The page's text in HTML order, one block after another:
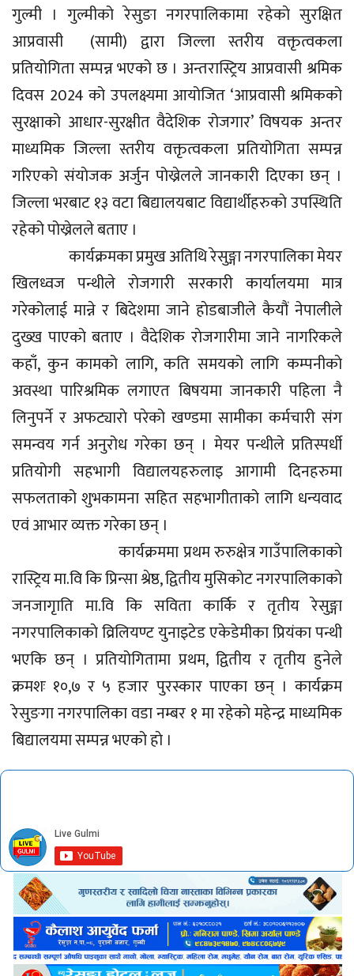
गुल्मी । गुल्मीको रेसुङा नगरपालिकामा रहेकाे सुरक्षित
आप्रवासी (सामी) द्वारा जिल्ला स्तरीय वक्तृत्वकला
प्रतियोगिता सम्पन्न भएको छ । अन्तरास्ट्रिय आप्रवासी श्रमिक
दिवस 2024 को उपलक्ष्यमा आयोजित ‘आप्रवासी श्रमिकको
सुरक्षाको आधार-सुरक्षीत वैदेशिक रोजगार’ विषयक अन्तर
माध्यमिक जिल्ला स्तरीय वक्तृत्वकला प्रतियोगिता सम्पन्न
गरिएकाे संयाेजक अर्जुन पोख्रेलले जानकारी दिएका छन् ।
जिल्ला भरबाट १३ वटा बिद्यालयबाट विद्यार्थीहरुकाे उपस्थिति
रहेको पोख्रेलले बताए ।
कार्यक्रमका प्रमुख अतिथि रेसुङ्गा नगरपालिका मेयर
खिलध्वज पन्थीले राेजगारी सरकारी कार्यालयमा मात्र
गरेकोलाई मान्ने र बिदेशमा जाने हाेडबाजीले कैयौं नेपालीले
दुख्ख पाएकाे बताए । वैदेशिक राेजगारीमा जाने नागरिकले
कहाँ, कुन कामको लागि, कति समयको लागि कम्पनीकाे
अवस्था पारिश्रमिक लगाएत बिषयमा जानकारी पहिला नै
लिनुपर्ने र अफट्याराे परेको खण्डमा सामीका कर्मचारी संग
समन्वय गर्न अनुरोध गरेका छन् । मेयर पन्थीले प्रतिस्पर्धी
प्रतियोगी सहभागी विद्यालयहरुलाइ आगामी दिनहरुमा
सफलताको शुभकामना सहित सहभागीताको लागि धन्यवाद
एवं आभार व्यक्त गरेका छन् ।
कार्यक्रममा प्रथम रुरुक्षेत्र गाउँपालिकाकाे
रास्ट्रिय मा.वि कि प्रिन्सा श्रेष्ठ, द्वितीय मुसिकाेट नगरपालिकाकाे
जनजागृाति मा.वि कि सविता कार्कि र तृतीय रेसुङ्गा
नगरपालिकाकाे व्रिलियण्ट युनाइटेड एकेडेमीका प्रियंका पन्थी
भएकि छन् । प्रतियोगितामा प्रथम, द्वितीय र तृतीय हुनेले
क्रमशः १०,७ र ५ हजार पुरस्कार पाएका छन् । कार्यक्रम
रेसुङगा नगरपालिका वडा नम्बर १ मा रहेकाे महेन्द्र माध्यमिक
बिद्यालयमा सम्पन्न भएको हाे ।